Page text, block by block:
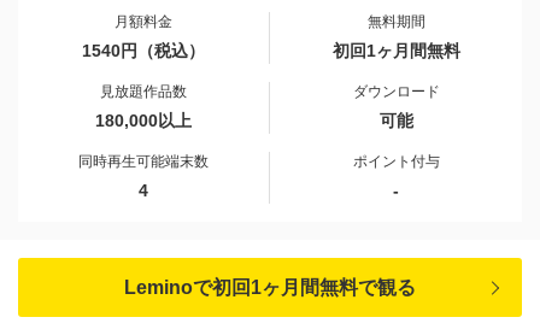
月額料金
1540円（税込）
無料期間
初回1ヶ月間無料
見放題作品数
180,000以上
ダウンロード
可能
同時再生可能端末数
4
ポイント付与
-
Leminoで初回1ヶ月間無料で観る